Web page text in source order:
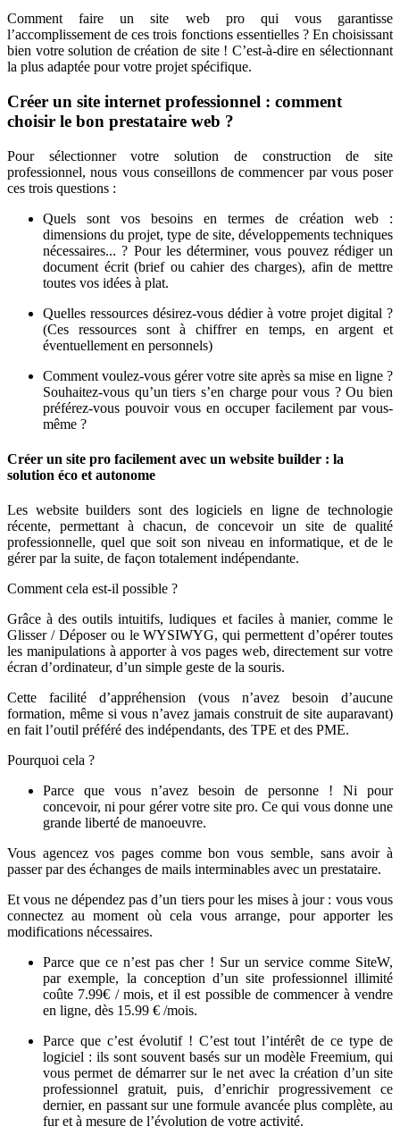
Comment faire un site web pro qui vous garantisse
l’accomplissement de ces trois fonctions essentielles ? En choisissant
bien votre solution de création de site ! C’est-à-dire en sélectionnant
la plus adaptée pour votre projet spécifique.
Créer un site internet professionnel : comment
choisir le bon prestataire web ?
Pour sélectionner votre solution de construction de site
professionnel, nous vous conseillons de commencer par vous poser
ces trois questions :
Quels sont vos besoins en termes de création web :
dimensions du projet, type de site, développements techniques
nécessaires... ? Pour les déterminer, vous pouvez rédiger un
document écrit (brief ou cahier des charges), afin de mettre
toutes vos idées à plat.
Quelles ressources désirez-vous dédier à votre projet digital ?
(Ces ressources sont à chiffrer en temps, en argent et
éventuellement en personnels)
Comment voulez-vous gérer votre site après sa mise en ligne ?
Souhaitez-vous qu’un tiers s’en charge pour vous ? Ou bien
préférez-vous pouvoir vous en occuper facilement par vous-
même ?
Créer un site pro facilement avec un website builder : la
solution éco et autonome
Les website builders sont des logiciels en ligne de technologie
récente, permettant à chacun, de concevoir un site de qualité
professionnelle, quel que soit son niveau en informatique, et de le
gérer par la suite, de façon totalement indépendante.
Comment cela est-il possible ?
Grâce à des outils intuitifs, ludiques et faciles à manier, comme le
Glisser / Déposer ou le WYSIWYG, qui permettent d’opérer toutes
les manipulations à apporter à vos pages web, directement sur votre
écran d’ordinateur, d’un simple geste de la souris.
Cette facilité d’appréhension (vous n’avez besoin d’aucune
formation, même si vous n’avez jamais construit de site auparavant)
en fait l’outil préféré des indépendants, des TPE et des PME.
Pourquoi cela ?
Parce que vous n’avez besoin de personne ! Ni pour
concevoir, ni pour gérer votre site pro. Ce qui vous donne une
grande liberté de manoeuvre.
Vous agencez vos pages comme bon vous semble, sans avoir à
passer par des échanges de mails interminables avec un prestataire.
Et vous ne dépendez pas d’un tiers pour les mises à jour : vous vous
connectez au moment où cela vous arrange, pour apporter les
modifications nécessaires.
Parce que ce n’est pas cher ! Sur un service comme SiteW,
par exemple, la conception d’un site professionnel illimité
coûte 7.99€ / mois, et il est possible de commencer à vendre
en ligne, dès 15.99 € /mois.
Parce que c’est évolutif ! C’est tout l’intérêt de ce type de
logiciel : ils sont souvent basés sur un modèle Freemium, qui
vous permet de démarrer sur le net avec la création d’un site
professionnel gratuit, puis, d’enrichir progressivement ce
dernier, en passant sur une formule avancée plus complète, au
fur et à mesure de l’évolution de votre activité.